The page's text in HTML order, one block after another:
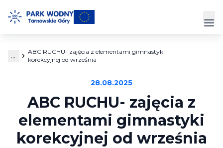
do
Park Wodny
Cennik
...
ABC RUCHU- zajęcia z elementami gimnastyki
korekcyjnej od września
28.08.2025
ABC RUCHU- zajęcia z
elementami gimnastyki
korekcyjnej od września